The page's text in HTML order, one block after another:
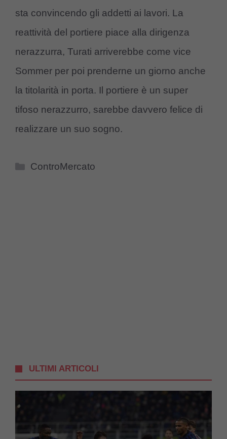
sta convincendo gli addetti ai lavori. La
reattività del portiere piace alla dirigenza
nerazzurra, Turati arriverebbe come vice
Sommer per poi prenderne un giorno anche
la titolarità in porta. Il portiere è un super
tifoso nerazzurro, sarebbe davvero felice di
realizzare un suo sogno.
Categorie
ControMercato
ULTIMI ARTICOLI